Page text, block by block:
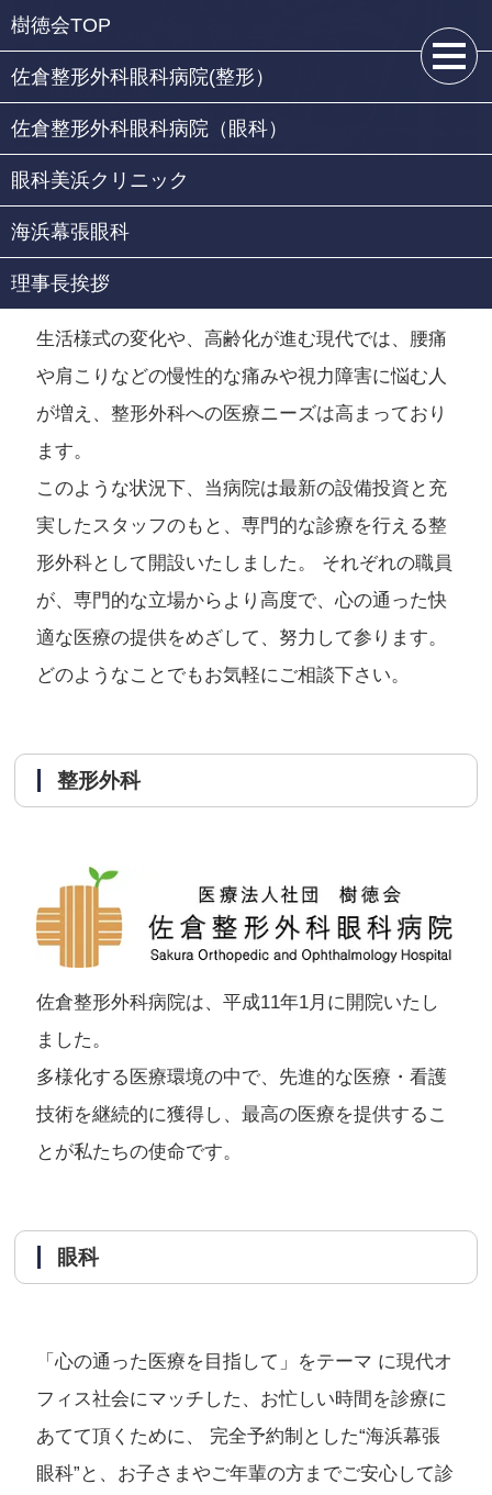
樹徳会TOP
佐倉整形外科眼科病院(整形）
佐倉整形外科眼科病院（眼科）
眼科美浜クリニック
海浜幕張眼科
理事長挨拶樹徳会とは
生活様式の変化や、高齢化が進む現代では、腰痛
や肩こりなどの慢性的な痛みや視力障害に悩む人
が増え、整形外科への医療ニーズは高まっており
ます。
このような状況下、当病院は最新の設備投資と充
実したスタッフのもと、専門的な診療を行える整
形外科として開設いたしました。 それぞれの職員
が、専門的な立場からより高度で、心の通った快
適な医療の提供をめざして、努力して参ります。
どのようなことでもお気軽にご相談下さい。
整形外科
佐倉整形外科病院は、平成11年1月に開院いたし
ました。
多様化する医療環境の中で、先進的な医療・看護
技術を継続的に獲得し、最高の医療を提供するこ
とが私たちの使命です。
眼科
「心の通った医療を目指して」をテーマ に現代オ
フィス社会にマッチした、お忙しい時間を診療に
あてて頂くために、 完全予約制とした“海浜幕張
眼科”と、お子さまやご年輩の方までご安心して診